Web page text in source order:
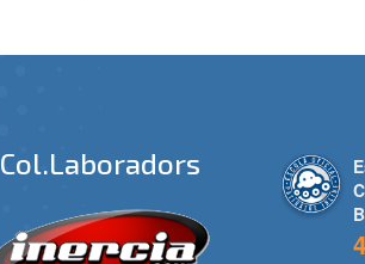
Col.laboradors